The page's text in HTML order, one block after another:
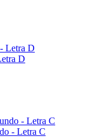
D
- Letra C